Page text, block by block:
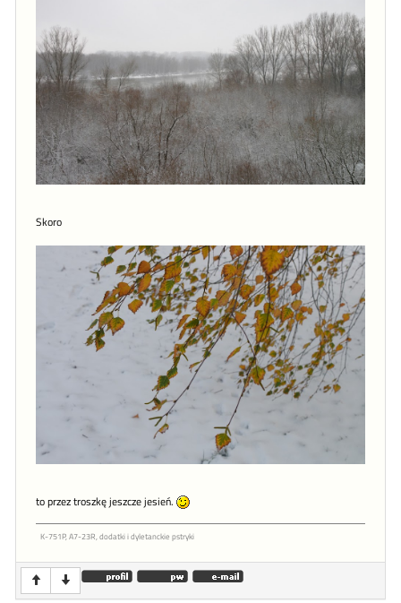
Skoro
to przez troszkę jeszcze jesień.
K-751P, A7-23R, dodatki i dyletanckie pstryki